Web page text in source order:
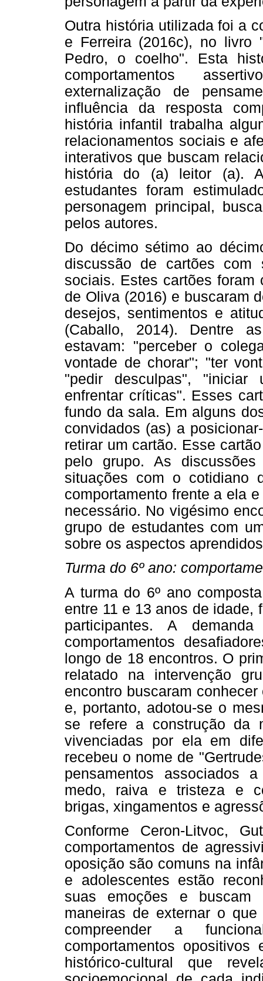
Outra história utilizada foi a
e Ferreira (2016c), no livro
Pedro, o coelho". Esta
comportamentos
externalização de
influência da resposta
história infantil trabalha
relacionamentos sociais e
interativos que buscam
história do (a) leitor (a).
estudantes foram
personagem principal,
pelos autores.
Do décimo sétimo ao
discussão de cartões com
sociais. Estes cartões
de Oliva (2016) e buscaram
desejos, sentimentos e
(Caballo, 2014). Dentre
estavam: "perceber o
vontade de chorar"; "ter
"pedir desculpas",
enfrentar críticas". Esses
fundo da sala. Em alguns
convidados (as) a
retirar um cartão. Esse
pelo grupo. As
situações com o cotidiano
comportamento frente a ela
necessário. No vigésimo
grupo de estudantes com
sobre os aspectos
Turma do 6º ano:
A turma do 6º ano
entre 11 e 13 anos de idade,
participantes. A
comportamentos
longo de 18 encontros. O
relatado na intervenção
encontro buscaram
e, portanto, adotou-se o
se refere a construção da
vivenciadas por ela em
recebeu o nome de
pensamentos associados
medo, raiva e tristeza e
brigas, xingamentos e
Conforme Ceron-Litvoc,
comportamentos de
oposição são comuns na
e adolescentes estão
suas emoções e buscam
maneiras de externar o
compreender a
comportamentos
histórico-cultural que